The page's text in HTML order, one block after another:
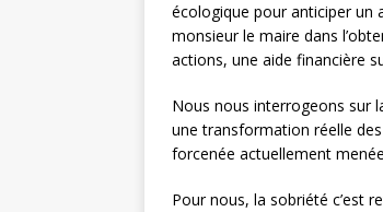
écologique pour anticiper un
monsieur le maire dans
actions, une aide financière
Nous nous interrogeons sur
une transformation réelle
forcenée actuellement
Pour nous, la sobriété c’est